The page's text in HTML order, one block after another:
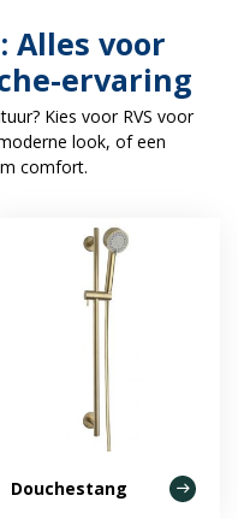
Alles voor
ervaring
Kies voor RVS voor
look, of een
comfort.
Douchestang